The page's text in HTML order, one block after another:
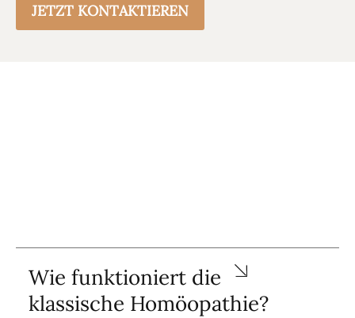
JETZT KONTAKTIEREN
Wie funktioniert die
klassische Homöopathie?